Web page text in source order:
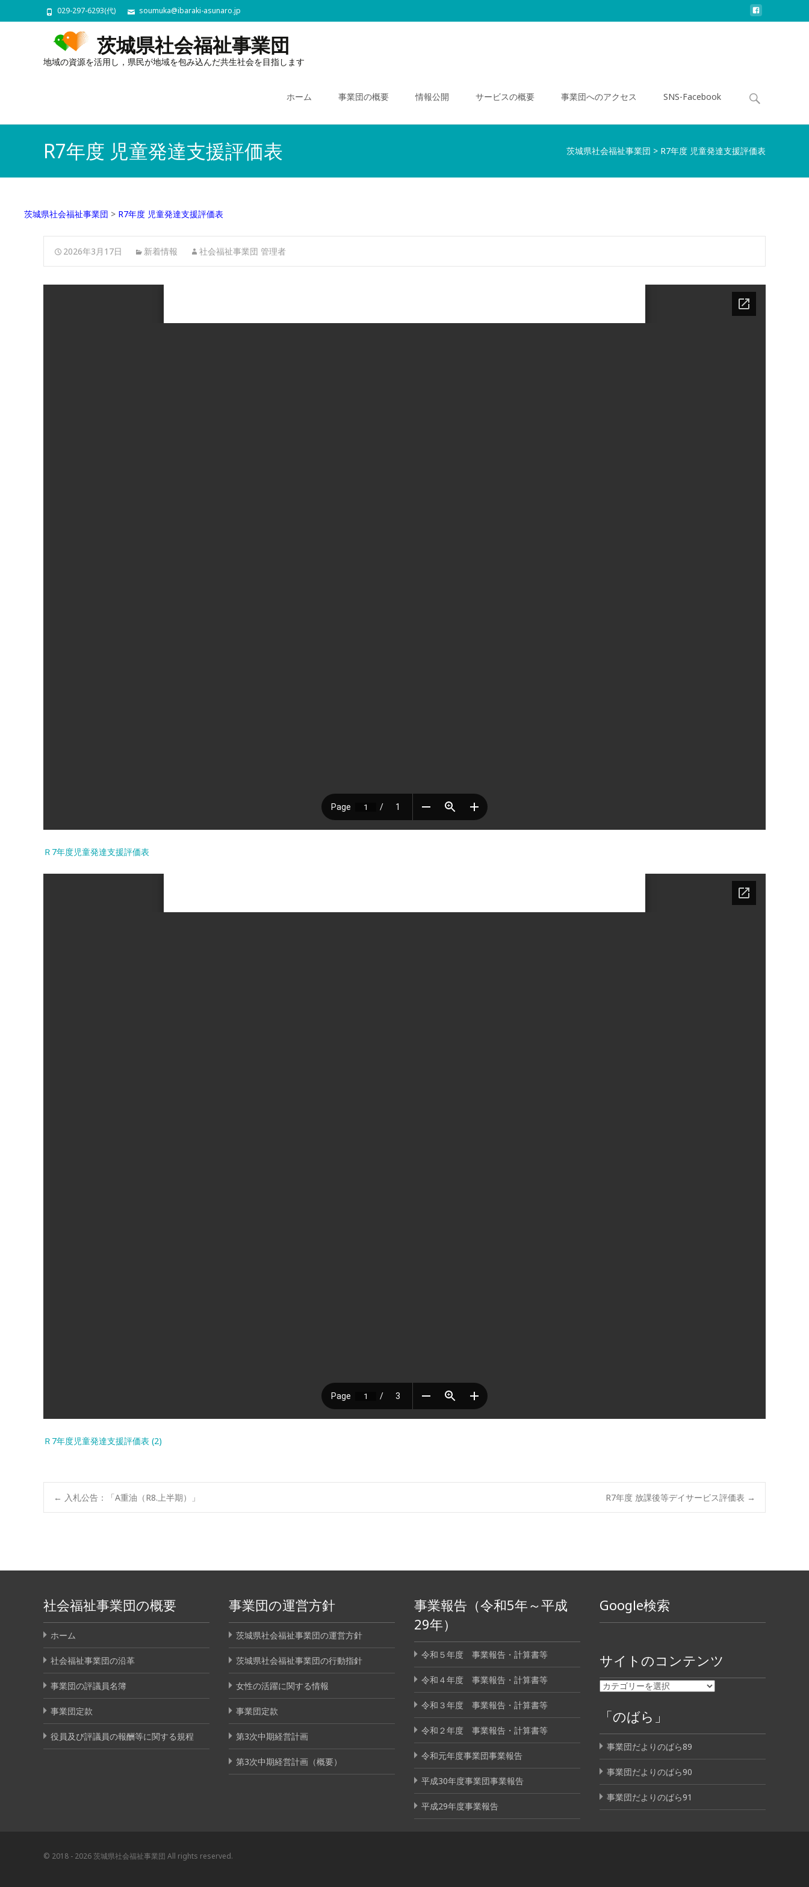
029-297-6293(代) soumuka@ibaraki-asunaro.jp
茨城県社会福祉事業団
地域の資源を活用し，県民が地域を包み込んだ共生社会を目指します
ホーム 事業団の概要 情報公開 サービスの概要 事業団へのアクセス SNS-Facebook
R7年度 児童発達支援評価表 茨城県社会福祉事業団 > R7年度 児童発達支援評価表
茨城県社会福祉事業団 > R7年度 児童発達支援評価表
2026年3月17日 新着情報 社会福祉事業団 管理者
Ｒ7年度児童発達支援評価表
Ｒ7年度児童発達支援評価表 (2)
← 入札公告：「A重油（R8.上半期）」 R7年度 放課後等デイサービス評価表 →
社会福祉事業団の概要
ホーム
社会福祉事業団の沿革
事業団の評議員名簿
事業団定款
役員及び評議員の報酬等に関する規程
事業団の運営方針
茨城県社会福祉事業団の運営方針
茨城県社会福祉事業団の行動指針
女性の活躍に関する情報
事業団定款
第3次中期経営計画
第3次中期経営計画（概要）
事業報告（令和5年～平成
29年）
令和５年度 事業報告・計算書等
令和４年度 事業報告・計算書等
令和３年度 事業報告・計算書等
令和２年度 事業報告・計算書等
令和元年度事業団事業報告
平成30年度事業団事業報告
平成29年度事業報告
Google検索
サイトのコンテンツ
「のばら」
事業団だよりのばら89
事業団だよりのばら90
事業団だよりのばら91
© 2018 - 2026 茨城県社会福祉事業団 All rights reserved.